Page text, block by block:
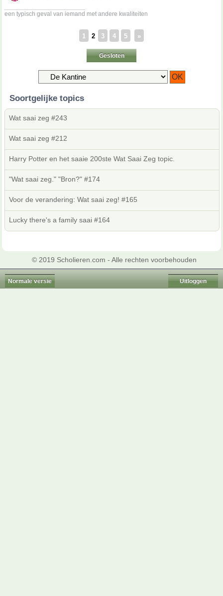
een typisch geval van iemand met andere kwaliteiten
1 2 3 4 5 »
Gesloten
Soortgelijke topics
Wat saai zeg #243
Wat saai zeg #212
Harry Potter en het saaie 200ste Wat Saai Zeg topic.
"Wat saai zeg." "Bron?" #174
Voor de verandering: Wat saai zeg! #165
Lucky there's a family saai #164
© 2019 Scholieren.com - Alle rechten voorbehouden
Normale versie Uitloggen